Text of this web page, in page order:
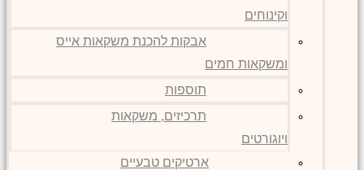
וקינוחים
אבקות להכנת משקאות אייס
ומשקאות חמים
תוספות
תרכיזים, משקאות
ויוגורטים
ארטיקים טבעיים